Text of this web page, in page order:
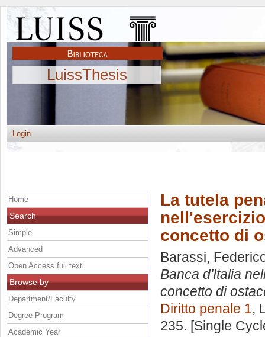
LuissThesis
Login
La tutela
concetto di
Barassi,
Banca d'Italia
concetto di
Diritto penale 1,
235. [Single
Home
Search
Simple
Advanced
Open Access full text
Browse by
Department/Faculty
Degree Program
Academic Year